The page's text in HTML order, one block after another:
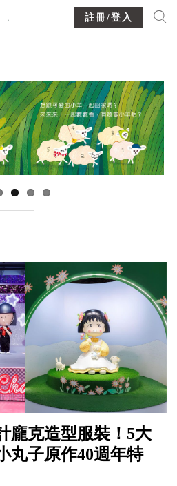
註冊/登入
龐克造型服裝！5大
丸子原作40週年特